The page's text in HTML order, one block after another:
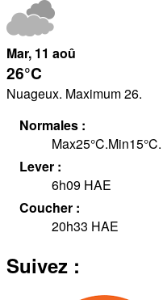
Mar, 11 aoû
26°C
Nuageux. Maximum 26.
Normales :
Max25°C.Min15°C.
Lever :
6h09 HAE
Coucher :
20h33 HAE
Suivez :